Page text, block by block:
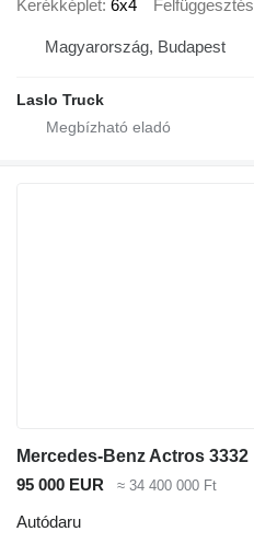
Kerékképlet 6x4 Felfüggesztés
Magyarország, Budapest
Laslo Truck
Mercedes-Benz Actros 3332
95 000 EUR
≈ 34 400 000 Ft
Autódaru